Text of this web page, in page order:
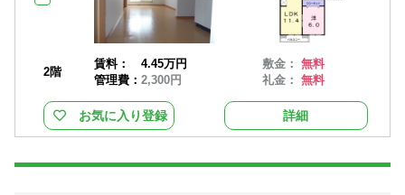
2階
賃料：
4.45万円
管理費： 2,300円
敷金：無料
礼金：無料
お気に入り登録 詳細